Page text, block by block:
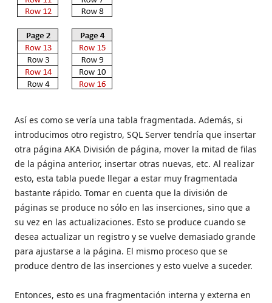
Así es como se vería una tabla fragmentada. Además, si
introducimos otro registro, SQL Server tendría que insertar
otra página AKA División de página, mover la mitad de filas
de la página anterior, insertar otras nuevas, etc. Al realizar
esto, esta tabla puede llegar a estar muy fragmentada
bastante rápido. Tomar en cuenta que la división de
páginas se produce no sólo en las inserciones, sino que a
su vez en las actualizaciones. Esto se produce cuando se
desea actualizar un registro y se vuelve demasiado grande
para ajustarse a la página. El mismo proceso que se
produce dentro de las inserciones y esto vuelve a suceder.
Entonces, esto es una fragmentación interna y externa en